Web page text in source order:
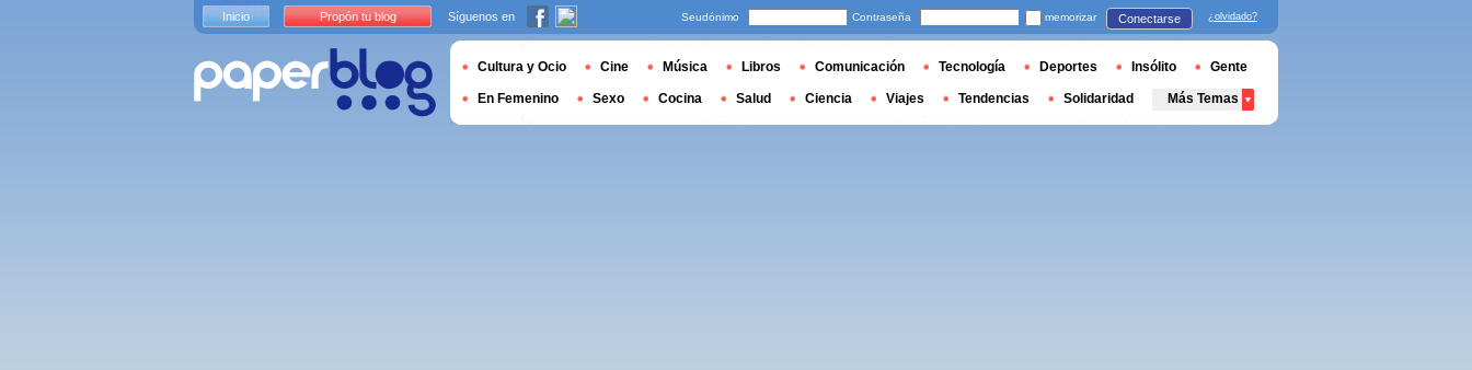
Inicio Propón tu blog Síguenos en Seudónimo Contraseña memorizar Conectarse ¿olvidado?
Cultura y Ocio Cine Música Libros Comunicación Tecnología Deportes Insólito Gente
En Femenino Sexo Cocina Salud Ciencia Viajes Tendencias Solidaridad Más Temas